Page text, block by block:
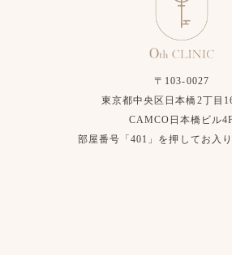
〒103-0027
東京都中央区日本橋2丁目
CAMCO日本橋ビル
部屋番号「401」を押してお入り